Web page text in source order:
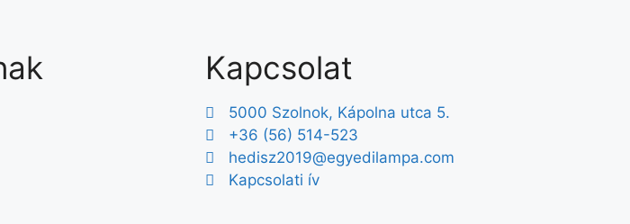
Kapcsolat
5000 Szolnok, Kápolna utca 5.
+36 (56) 514-523
hedisz2019@egyedilampa.com
Kapcsolati ív